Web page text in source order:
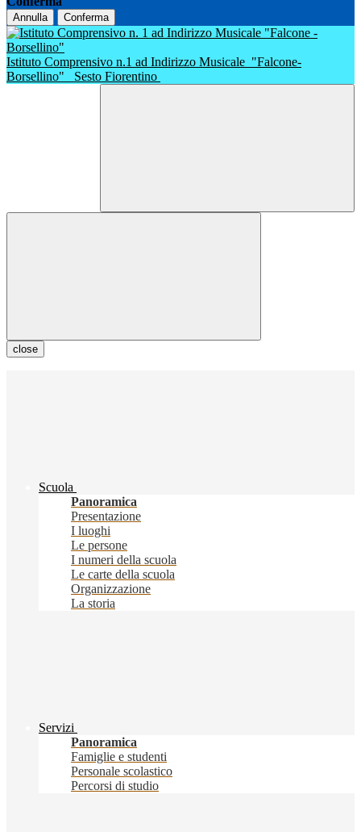
Annulla Conferma
Istituto Comprensivo n.1 ad Indirizzo Musicale "Falcone-
Borsellino"
Sesto Fiorentino
close
Scuola
Panoramica
Presentazione
I luoghi
Le persone
I numeri della scuola
Le carte della scuola
Organizzazione
La storia
Servizi
Panoramica
Famiglie e studenti
Personale scolastico
Percorsi di studio